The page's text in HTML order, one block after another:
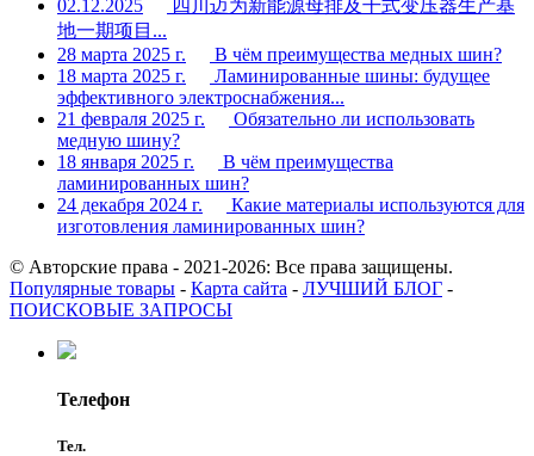
02.12.2025
四川迈为新能源母排及干式变压器生产基
地一期项目...
28 марта 2025 г.
В чём преимущества медных шин?
18 марта 2025 г.
Ламинированные шины: будущее
эффективного электроснабжения...
21 февраля 2025 г.
Обязательно ли использовать
медную шину?
18 января 2025 г.
В чём преимущества
ламинированных шин?
24 декабря 2024 г.
Какие материалы используются для
изготовления ламинированных шин?
© Авторские права - 2021-2026: Все права защищены.
Популярные товары - Карта сайта - ЛУЧШИЙ БЛОГ -
ПОИСКОВЫЕ ЗАПРОСЫ
Телефон
Тел.